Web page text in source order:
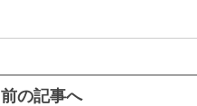
前の記事へ